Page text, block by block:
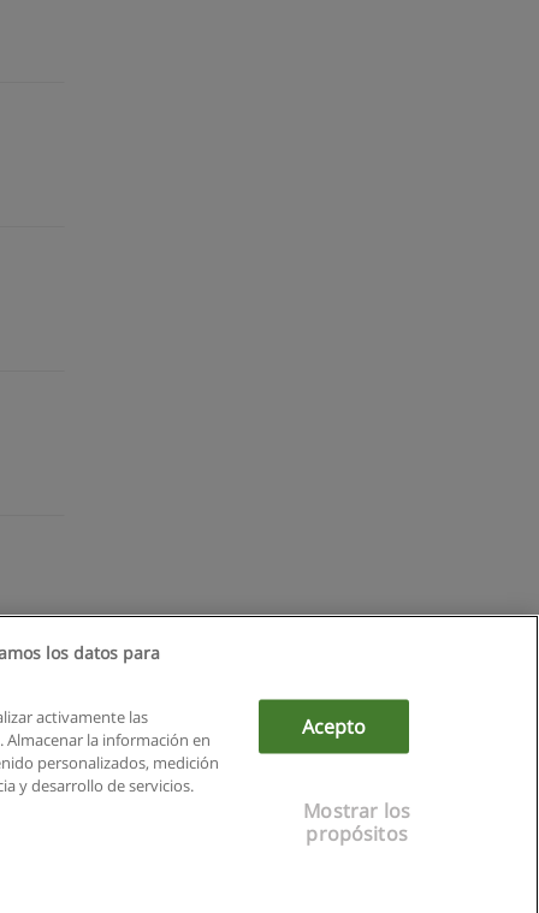
los datos para
activamente las
la información en
personalizados, medición
y desarrollo de servicios.
Acepto
Mostrar los
propósitos